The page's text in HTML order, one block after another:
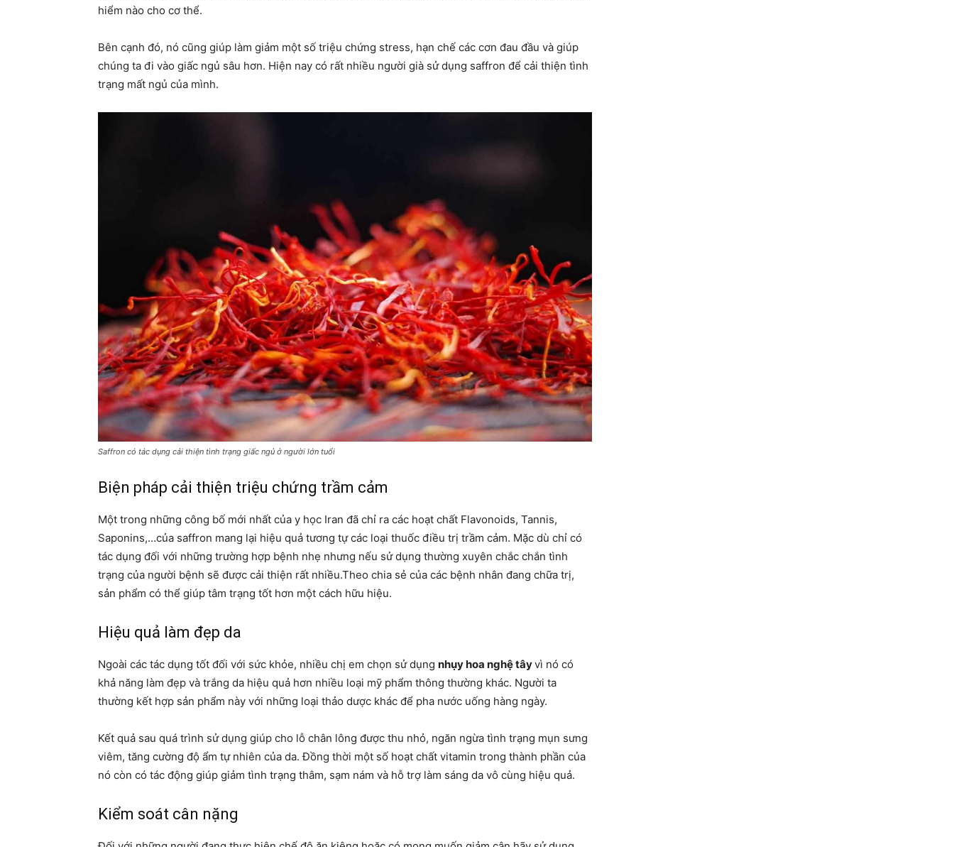
hiểm nào cho cơ thể.
Bên cạnh đó, nó cũng giúp làm giảm một số triệu chứng stress, hạn chế các cơn đau đầu và giúp
chúng ta đi vào giấc ngủ sâu hơn. Hiện nay có rất nhiều người già sử dụng saffron để cải thiện tình
trạng mất ngủ của mình.
Saffron có tác dụng cải thiện tình trạng giấc ngủ ở người lớn tuổi
Biện pháp cải thiện triệu chứng trầm cảm
Một trong những công bố mới nhất của y học Iran đã chỉ ra các hoạt chất Flavonoids, Tannis,
Saponins,…của saffron mang lại hiệu quả tương tự các loại thuốc điều trị trầm cảm. Mặc dù chỉ có
tác dụng đối với những trường hợp bệnh nhẹ nhưng nếu sử dụng thường xuyên chắc chắn tình
trạng của người bệnh sẽ được cải thiện rất nhiều.Theo chia sẻ của các bệnh nhân đang chữa trị,
sản phẩm có thể giúp tâm trạng tốt hơn một cách hữu hiệu.
Hiệu quả làm đẹp da
Ngoài các tác dụng tốt đối với sức khỏe, nhiều chị em chọn sử dụng nhụy hoa nghệ tâyvì nó có
khả năng làm đẹp và trắng da hiệu quả hơn nhiều loại mỹ phẩm thông thường khác. Người ta
thường kết hợp sản phẩm này với những loại thảo dược khác để pha nước uống hàng ngày.
Kết quả sau quá trình sử dụng giúp cho lỗ chân lông được thu nhỏ, ngăn ngừa tình trạng mụn sưng
viêm, tăng cường độ ẩm tự nhiên của da. Đồng thời một số hoạt chất vitamin trong thành phần của
nó còn có tác động giúp giảm tình trạng thâm, sạm nám và hỗ trợ làm sáng da vô cùng hiệu quả.
Kiểm soát cân nặng